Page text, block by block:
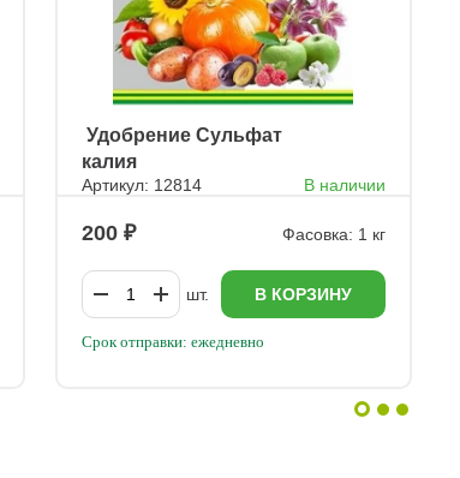
ㅤ Удобрение Сульфат
калия
Артикул: 12814 В наличии
200 Фасовка: 1 кг
шт. В КОРЗИНУ
Срок отправки: ежедневно